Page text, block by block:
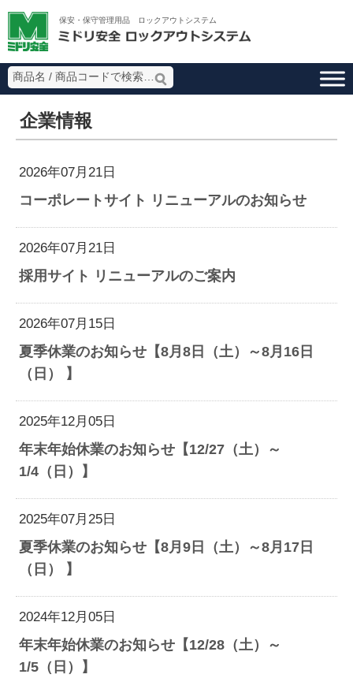
保安・保守管理用品 ロックアウトシステム
企業情報
2026年07月21日
コーポレートサイト リニューアルのお知らせ
2026年07月21日
採用サイト リニューアルのご案内
2026年07月15日
夏季休業のお知らせ【8月8日（土）～8月16日
（日） 】
2025年12月05日
年末年始休業のお知らせ【12/27（土）～
1/4（日）】
2025年07月25日
夏季休業のお知らせ【8月9日（土）～8月17日
（日） 】
2024年12月05日
年末年始休業のお知らせ【12/28（土）～
1/5（日）】